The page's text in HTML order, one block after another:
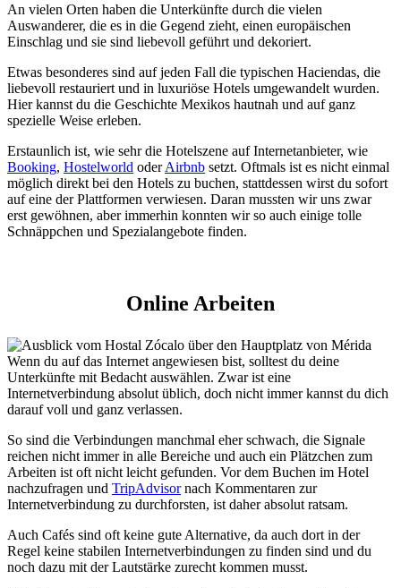
An vielen Orten haben die Unterkünfte durch die vielen
Auswanderer, die es in die Gegend zieht, einen europäischen
Einschlag und sie sind liebevoll geführt und dekoriert.
Etwas besonderes sind auf jeden Fall die typischen Haciendas, die
liebevoll restauriert und in luxuriöse Hotels umgewandelt wurden.
Hier kannst du die Geschichte Mexikos hautnah und auf ganz
spezielle Weise erleben.
Erstaunlich ist, wie sehr die Hotelszene auf Internetanbieter, wie
Booking, Hostelworld oderAirbnb setzt. Oftmals ist es nicht einmal
möglich direkt bei den Hotels zu buchen, stattdessen wirst du sofort
auf eine der Plattformen verwiesen. Daran mussten wir uns zwar
erst gewöhnen, aber immerhin konnten wir so auch einige tolle
Schnäppchen und Spezialangebote finden.
Online Arbeiten
Wenn du auf das Internet angewiesen bist, solltest du deine
Unterkünfte mit Bedacht auswählen. Zwar ist eine
Internetverbindung absolut üblich, doch nicht immer kannst du dich
darauf voll und ganz verlassen.
So sind die Verbindungen manchmal eher schwach, die Signale
reichen nicht immer in alle Bereiche und auch ein Plätzchen zum
Arbeiten ist oft nicht leicht gefunden. Vor dem Buchen im Hotel
nachzufragen und TripAdvisornach Kommentaren zur
Internetverbindung zu durchforsten, ist daher absolut ratsam.
Auch Cafés sind oft keine gute Alternative, da auch dort in der
Regel keine stabilen Internetverbindungen zu finden sind und du
noch dazu mit der Lautstärke zurecht kommen musst.